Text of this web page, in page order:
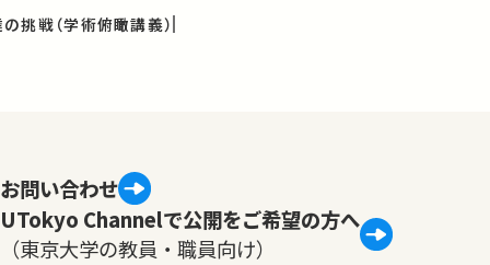
挑戦（学術俯瞰講義）
お問い合わせ
UTokyo Channelで公開をご希望の方へ
（東京大学の教員・職員向け）